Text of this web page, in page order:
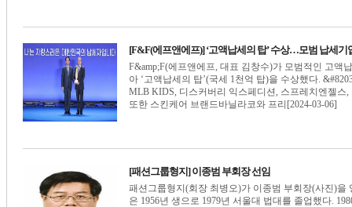
[F&F(에프앤에프)] ‘고액납세의 탑’ 수상…모범 납세기
F&amp;F(에프앤에프, 대표 김창수)가 모범적인 고액
아 ‘고액납세의 탑’(국세 1천억 탑)을 수상했다.
MLB KIDS, 디스커버리 익스페디션, 스프레치엔젤스
또한 스킨케어 브랜드바닐라코와 프리[2024-03-06]
[패션그룹형지] 이종범 부회장 선임
패션그룹형지(회장 최병오)가 이종범 부회장(사진)을
은 1956년 생으로 1979년 서울대 법대를 졸업했다.